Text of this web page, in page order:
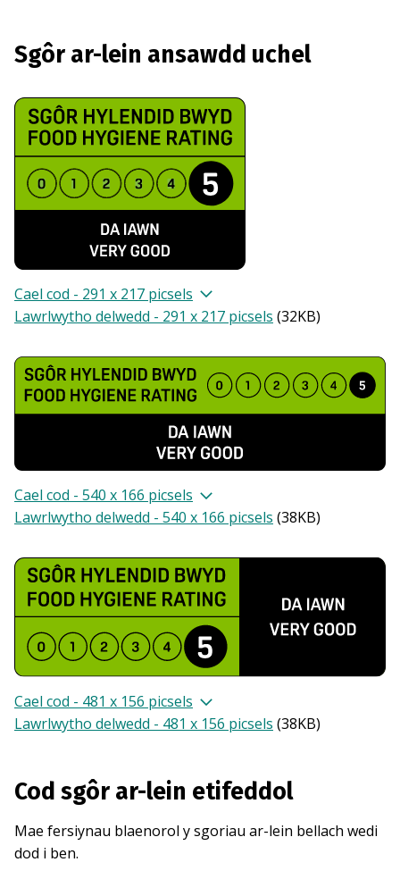
Sgôr ar-lein ansawdd uchel
Cael cod - 291 x 217 picsels
Lawrlwytho delwedd - 291 x 217 picsels (32KB)
Cael cod - 540 x 166 picsels
Lawrlwytho delwedd - 540 x 166 picsels (38KB)
Cael cod - 481 x 156 picsels
Lawrlwytho delwedd - 481 x 156 picsels (38KB)
Cod sgôr ar-lein etifeddol
Mae fersiynau blaenorol y sgoriau ar-lein bellach wedi
dod i ben.